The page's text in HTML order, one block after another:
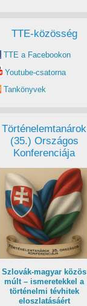
TTE-közösség
TTE a Facebookon
Youtube-csatorna
Tankönyvek
Történelemtanárok
(35.) Országos
Konferenciája
Szlovák-magyar közös
múlt – ismeretekkel a
történelmi tévhitek
eloszlatásáért